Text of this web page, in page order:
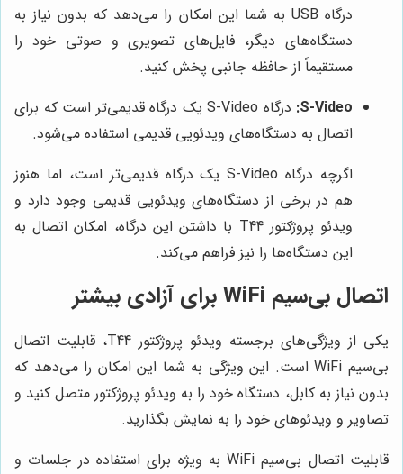
درگاه USB به شما این امکان را می‌دهد که بدون نیاز به
دستگاه‌های دیگر، فایل‌های تصویری و صوتی خود را
مستقیماً از حافظه جانبی پخش کنید.
S-Video:
درگاه S-Video یک درگاه قدیمی‌تر است که برای
اتصال به دستگاه‌های ویدئویی قدیمی استفاده می‌شود.
اگرچه درگاه S-Video یک درگاه قدیمی‌تر است، اما هنوز
هم در برخی از دستگاه‌های ویدئویی قدیمی وجود دارد و
ویدئو پروژکتور T44 با داشتن این درگاه، امکان اتصال به
این دستگاه‌ها را نیز فراهم می‌کند.
اتصال بی‌سیم WiFi برای آزادی بیشتر
یکی از ویژگی‌های برجسته ویدئو پروژکتور T44، قابلیت اتصال
بی‌سیم WiFi است. این ویژگی به شما این امکان را می‌دهد که
بدون نیاز به کابل، دستگاه خود را به ویدئو پروژکتور متصل کنید و
تصاویر و ویدئوهای خود را به نمایش بگذارید.
قابلیت اتصال بی‌سیم WiFi به ویژه برای استفاده در جلسات و